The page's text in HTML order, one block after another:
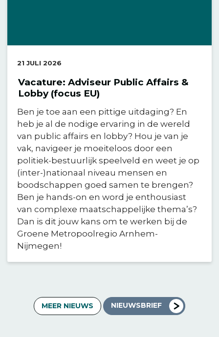
DATUM:
21 JULI 2026
Vacature: Adviseur Public Affairs &
Lobby (focus EU)
Ben je toe aan een pittige uitdaging? En
heb je al de nodige ervaring in de wereld
van public affairs en lobby? Hou je van je
vak, navigeer je moeiteloos door een
politiek-bestuurlijk speelveld en weet je op
(inter-)nationaal niveau mensen en
boodschappen goed samen te brengen?
Ben je hands-on en word je enthousiast
van complexe maatschappelijke thema’s?
Dan is dit jouw kans om te werken bij de
Groene Metropoolregio Arnhem-
Nijmegen!
MEER NIEUWS NIEUWSBRIEF